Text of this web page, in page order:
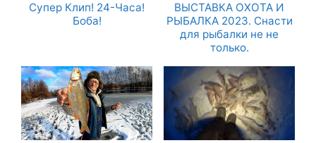
Супер Клип! 24-Часа!
Боба!
ВЫСТАВКА ОХОТА И
РЫБАЛКА 2023. Снасти
для рыбалки не не
только.